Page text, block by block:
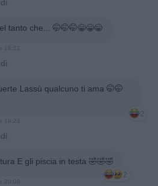
tanto che... 🤭🤭🤭😁😁😁
19:22
Lassù qualcuno ti ama 🤭🤭
2
19:23
E gli piscia in testa 🤣🤣🤣
2
20:08